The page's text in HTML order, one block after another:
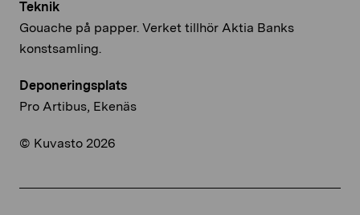
Teknik
Gouache på papper. Verket tillhör Aktia Banks
konstsamling.
Deponeringsplats
Pro Artibus, Ekenäs
© Kuvasto 2026